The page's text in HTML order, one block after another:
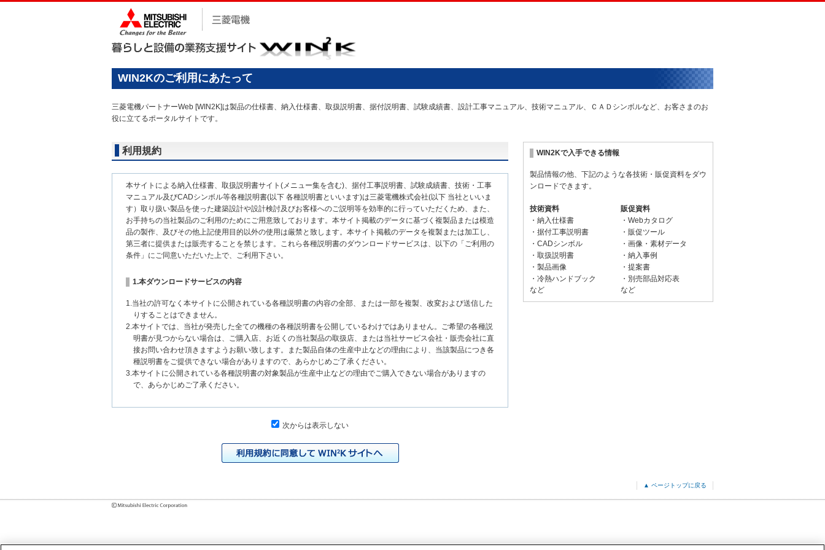
WIN2Kのご利用にあたって
三菱電機パートナーWeb [WIN2K]は製品の仕様書、納入仕様書、取扱説明書、据付説明書、試験成績書、設計工事マニュアル、技術マニュアル、ＣＡＤシンボルなど、お客さまのお
役に立てるポータルサイトです。
利用規約
本サイトによる納入仕様書、取扱説明書サイト(メニュー集を含む)、据付工事説明書、試験成績書、技術・工事
マニュアル及びCADシンボル等各種説明書(以下 各種説明書といいます)は三菱電機株式会社(以下 当社といいま
す）取り扱い製品を使った建築設計や設計検討及びお客様へのご説明等を効率的に行っていただくため、また、
お手持ちの当社製品のご利用のためにご用意致しております。本サイト掲載のデータに基づく複製品または模造
品の製作、及びその他上記使用目的以外の使用は厳禁と致します。本サイト掲載のデータを複製または加工し、
第三者に提供または販売することを禁じます。これら各種説明書のダウンロードサービスは、以下の「ご利用の
条件」にご同意いただいた上で、ご利用下さい。
1.本ダウンロードサービスの内容
1.当社の許可なく本サイトに公開されている各種説明書の内容の全部、または一部を複製、改変および送信した
りすることはできません。
2.本サイトでは、当社が発売した全ての機種の各種説明書を公開しているわけではありません。ご希望の各種説
明書が見つからない場合は、ご購入店、お近くの当社製品の取扱店、または当社サービス会社・販売会社に直
接お問い合わせ頂きますようお願い致します。また製品自体の生産中止などの理由により、当該製品につき各
種説明書をご提供できない場合がありますので、あらかじめご了承ください。
3.本サイトに公開されている各種説明書の対象製品が生産中止などの理由でご購入できない場合がありますの
で、あらかじめご了承ください。
いまして、本サイトに公開されている説明書の記載内容と、お客様がお持ちの製品の仕様がその後のマイナー
チェンジにより、異なる場合があります。本サイトに公開されている各種説明書の内容とお手持ちの製品の仕
各種説明書は、製品本体に同梱する各種説明書の変更の度に修正・更新するものではありません。
次からは表示しない
WIN2Kで入手できる情報
製品情報の他、下記のような各技術・販促資料をダウ
ンロードできます。
技術資料
・納入仕様書
・据付工事説明書
・CADシンボル
・取扱説明書
・製品画像
・冷熱ハンドブック
など
販促資料
・Webカタログ
・販促ツール
・画像・素材データ
・納入事例
・提案書
・別売部品対応表
など
▲ ページトップに戻る